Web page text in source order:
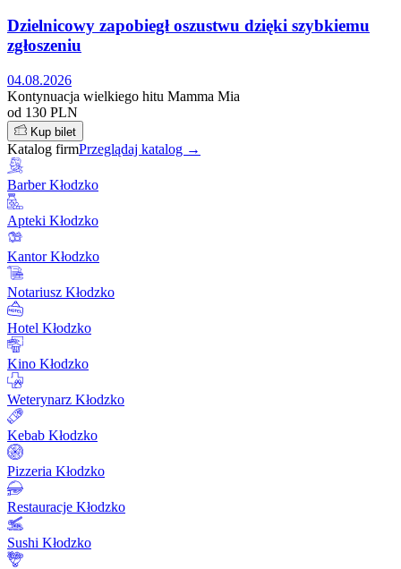
Dzielnicowy zapobiegł oszustwu dzięki szybkiemu
zgłoszeniu
04.08.2026
Kontynuacja wielkiego hitu Mamma Mia
od 130 PLN
Kup bilet
Katalog firmPrzeglądaj katalog →
Barber Kłodzko
Apteki Kłodzko
Kantor Kłodzko
Notariusz Kłodzko
Hotel Kłodzko
Kino Kłodzko
Weterynarz Kłodzko
Kebab Kłodzko
Pizzeria Kłodzko
Restauracje Kłodzko
Sushi Kłodzko